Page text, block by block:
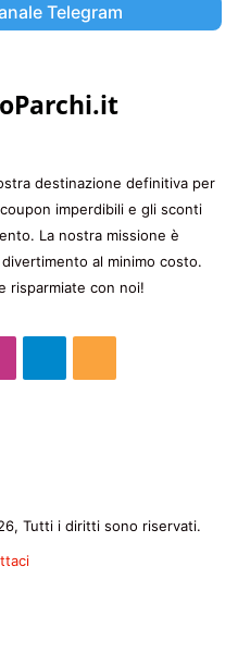
Telegram
destinazione definitiva per
imperdibili e gli sconti
La nostra missione è
al minimo costo.
risparmiate con noi!
Tutti i diritti sono riservati.